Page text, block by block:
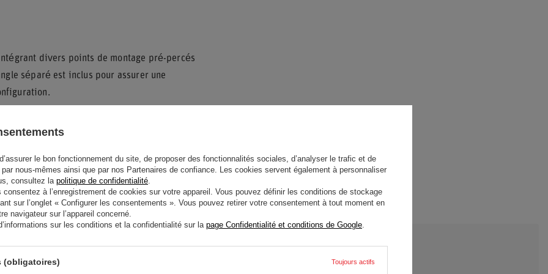
divers points de montage pré-percés
séparé est inclus pour assurer une
permet de sécuriser efficacement les
pour les passionnés d'automobile et les
? AVEZ-VOUS DES
le bon fonctionnement du site, de proposer des fonctionnalités sociales, d’analyser le trafic et de
nous-mêmes ainsi que par nos Partenaires de confiance. Les cookies servent également à personnaliser
consultez lapolitique de confidentialité.
à l’enregistrement de cookies sur votre appareil. Vous pouvez définir les conditions de stockage
sur l’onglet « Configurer les consentements ». Vous pouvez retirer votre consentement à tout moment en
navigateur sur l’appareil concerné.
sur les conditions et la confidentialité sur la page Confidentialité et conditions de Google.
(obligatoires) Toujours actifs